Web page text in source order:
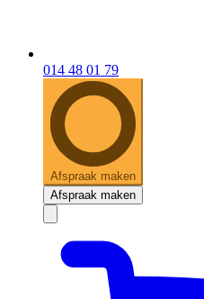
014 48 01 79
Afspraak maken
Afspraak maken